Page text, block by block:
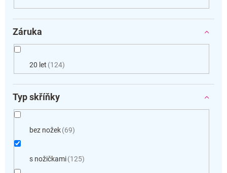
Záruka
20 let 124
Typ skříňky
bez nožek 69
s nožičkami 125